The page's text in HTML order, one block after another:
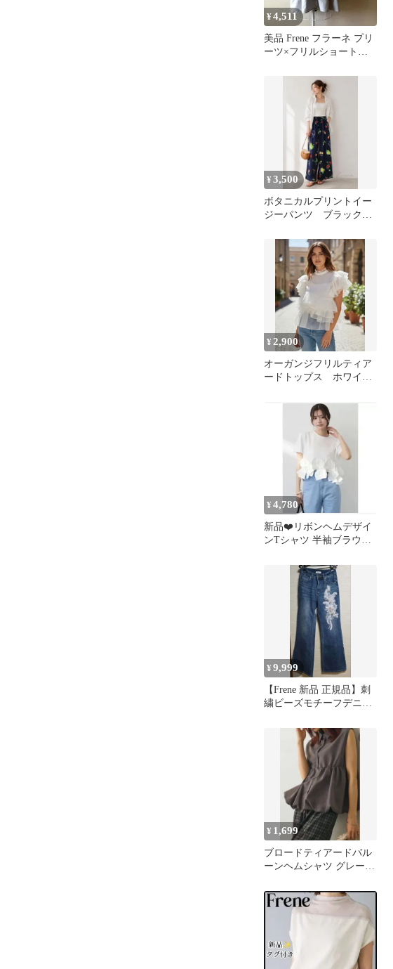
¥4,511
美品 Frene フラーネ プリ
ーツ×フリルショートブ
¥3,500
ボタニカルプリントイー
ジーパンツ ブラック
ネ同型
¥2,900
オーガンジフリルティア
ードトップス ホワイ
ネ同型 レディース
¥ 4,780
新品❤️リボンヘムデザイ
ンTシャツ 半袖ブラウ
ネ同型
¥9,999
【Frene 新品 正規品】刺
繍ビーズモチーフデニム
¥ 1,699
ブロードティアードバル
ーンヘムシャツ グレー